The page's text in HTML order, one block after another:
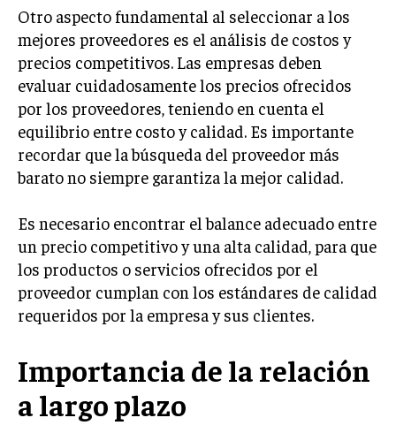
GESTIÓN DE LA INNOVACIÓN TECNOLÓGICA
TRANSFORMACIÓN DIGITAL
ANALÍTICA EMPRESARIAL Y BUSINESS
INTELLIGENCE
CIBERSEGURIDAD EMPRESARIAL
GESTIÓN DEL RIESGO EMPRESARIAL
NEGOCIACIÓN Y RESOLUCIÓN DE CONFLICTOS
DERECHO EMPRESARIAL Y REGULACIONES
GOBIERNO CORPORATIVO
NEGOCIOS
Otro aspecto fundamental al seleccionar a los
mejores proveedores es el análisis de costos y
precios competitivos. Las empresas deben
evaluar cuidadosamente los precios ofrecidos
por los proveedores, teniendo en cuenta el
equilibrio entre costo y calidad. Es importante
recordar que la búsqueda del proveedor más
barato no siempre garantiza la mejor calidad.
Es necesario encontrar el balance adecuado entre
un precio competitivo y una alta calidad, para que
los productos o servicios ofrecidos por el
proveedor cumplan con los estándares de calidad
requeridos por la empresa y sus clientes.
Importancia de la relación
a largo plazo